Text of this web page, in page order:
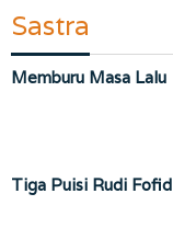
Sastra
Memburu Masa Lalu
Tiga Puisi Rudi Fofid